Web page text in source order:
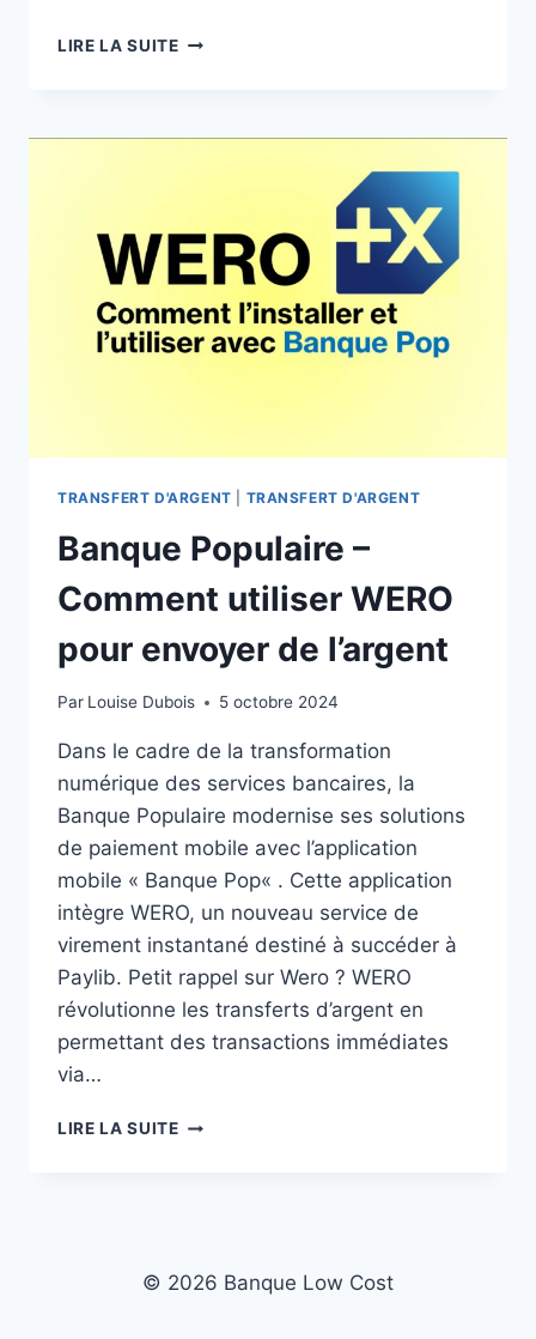
LIRE LA SUITEWERO
:
L’ARGENT
AVEC
L’APPLI
SG
TRANSFERT D'ARGENT TRANSFERT D'ARGENT
Banque Populaire –
Comment utiliser WERO
pour envoyer de l’argent
Par Louise Dubois 5 octobre 2024
Dans le cadre de la transformation
numérique des services bancaires, la
Banque Populaire modernise ses solutions
de paiement mobile avec l’application
mobile « Banque Pop« . Cette application
intègre WERO, un nouveau service de
virement instantané destiné à succéder à
Paylib. Petit rappel sur Wero ? WERO
révolutionne les transferts d’argent en
permettant des transactions immédiates
via…
LIRE LA SUITEBANQUE
POUR
© 2026 Banque Low Cost